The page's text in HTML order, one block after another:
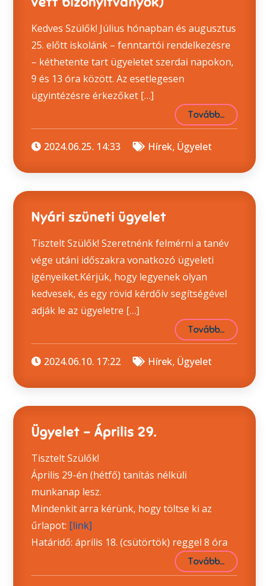
Kedves Szülők! Július hónapban és augusztus
25. előtt iskolánk – fenntartói rendelkezésre
– kéthetente tart ügyeletet szerdai napokon,
9 és 13 óra között. Az esetlegesen
ügyintézésre érkezőket […]
Tovább…
2024.06.25. 14:33 Hírek, Ügyelet
Nyári szüneti ügyelet
Tisztelt Szülők! Szeretnénk felmérni a tanév
vége utáni időszakra vonatkozó ügyeleti
igényeiket.Kérjük, hogy legyenek olyan
kedvesek, és egy rövid kérdőív segítségével
adják le az ügyeletre […]
Tovább…
2024.06.10. 17:22 Hírek, Ügyelet
Ügyelet – Április 29.
Tisztelt Szülők!
Április 29-én (hétfő) tanítás nélküli
munkanap lesz.
Mindenkit arra kérünk, hogy töltse ki az
űrlapot: [link]
Határidő: április 18. (csütörtök) reggel 8 óra
Tovább…